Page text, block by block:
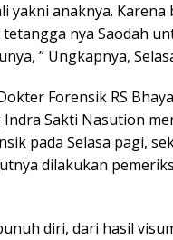
yakni anaknya. Karena
nya Saodah
” Ungkapnya,
Forensik RS
Indra Sakti Nasution
pada Selasa pagi,
dilakukan
diri, dari hasil